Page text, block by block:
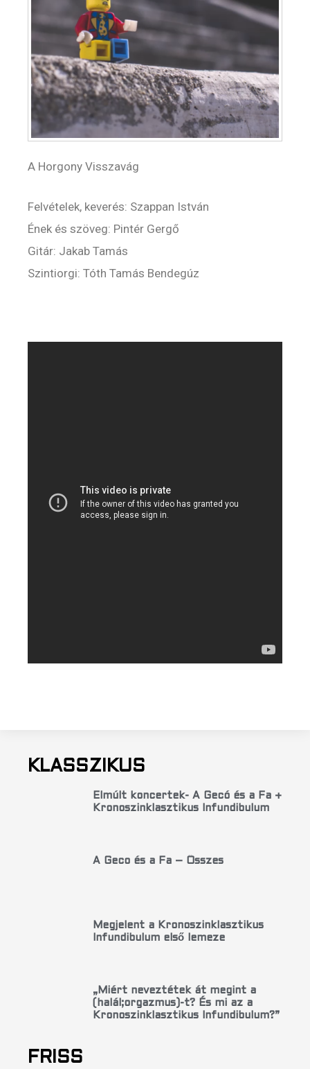
A Horgony Visszavág
Felvételek, keverés: Szappan István
Ének és szöveg: Pintér Gergő
Gitár: Jakab Tamás
Szintiorgi: Tóth Tamás Bendegúz
KLASSZIKUS
Elmúlt koncertek- A Gecó és a Fa +
Kronoszinklasztikus Infundibulum
A Geco és a Fa – Összes
Megjelent a Kronoszinklasztikus
Infundibulum első lemeze
„Miért neveztétek át megint a
(halál;orgazmus)-t? És mi az a
Kronoszinklasztikus Infundibulum?”
FRISS